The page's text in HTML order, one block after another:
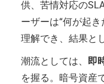
供、苦情対応の
ーザーは“何が起
理解でき、結果と
潮流としては、 即
を握る。暗号資産